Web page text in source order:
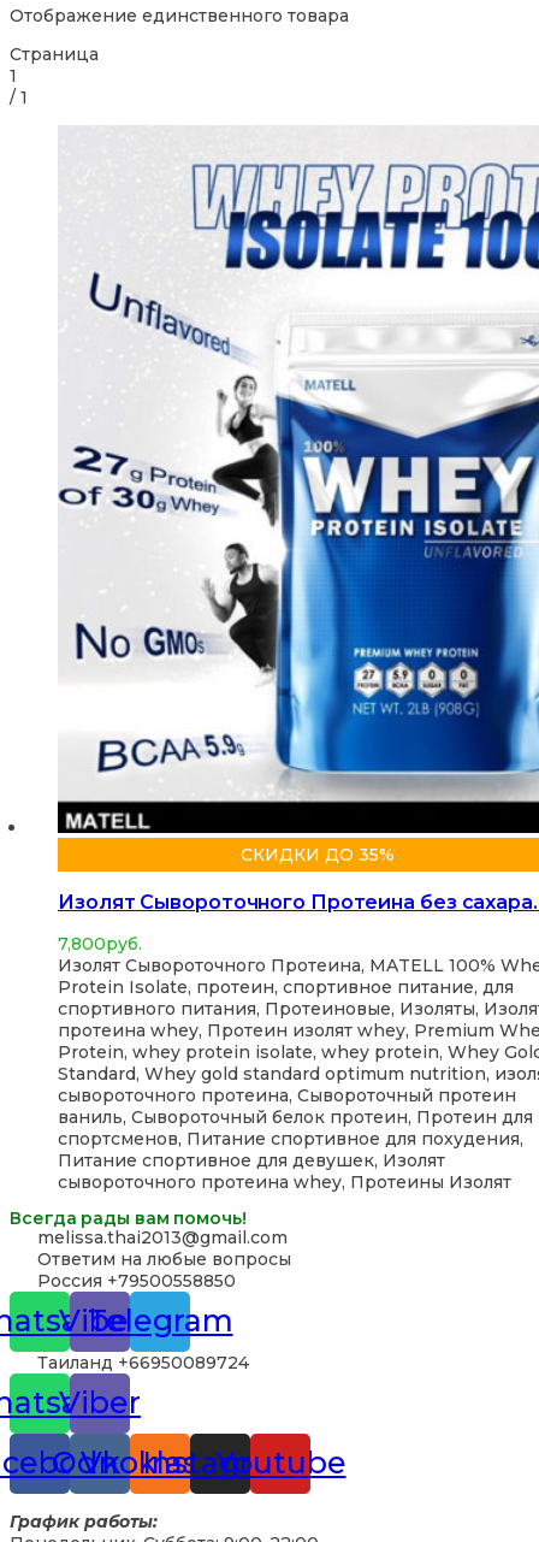
Отображение единственного товара
Страница
1
/ 1
СКИДКИ ДО 35%
Изолят Сывороточного Протеина без
7,800руб.
Изолят Сывороточного Протеина, MATELL 100%
Protein Isolate, протеин, спортивное питание, для
спортивного питания, Протеиновые, Изоляты,
протеина whey, Протеин изолят whey, Premium
Protein, whey protein isolate, whey protein, Whey
Standard, Whey gold standard optimum nutrition,
сывороточного протеина, Сывороточный протеин
ваниль, Сывороточный белок протеин, Протеин для
спортсменов, Питание спортивное для похудения,
Питание спортивное для девушек, Изолят
сывороточного протеина whey, Протеины Изолят
Всегда рады вам помочь!
‪melissa.thai2013@gmail.com
Ответим на любые вопросы
Россия +79500558850
Viber
Telegram
Таиланд +66950089724
Viber
Vk
Odnoklassniki
Instagram
Youtube
График работы: